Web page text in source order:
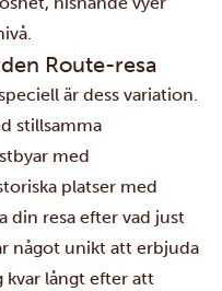
Route-resa
är dess variation.
stillsamma
med
platser med
din resa efter vad just
något unikt att erbjuda
långt efter att